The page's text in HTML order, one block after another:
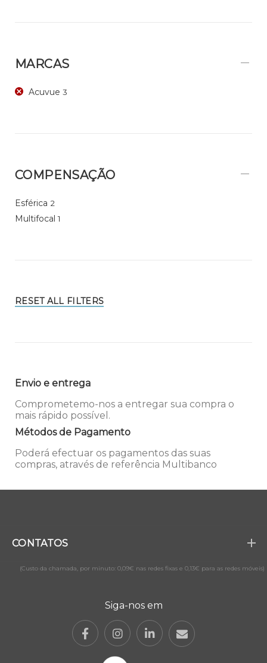
MARCAS
Acuvue 3
COMPENSAÇÃO
Esférica 2
Multifocal 1
RESET ALL FILTERS
Envio e entrega
Comprometemo-nos a entregar sua compra o
mais rápido possível.
Métodos de Pagamento
Poderá efectuar os pagamentos das suas
compras, através de referência Multibanco
CONTATOS
(Custo da chamada, por minuto: 0,09€ nas redes fixas e 0,13€ para as redes móveis)
Siga-nos em